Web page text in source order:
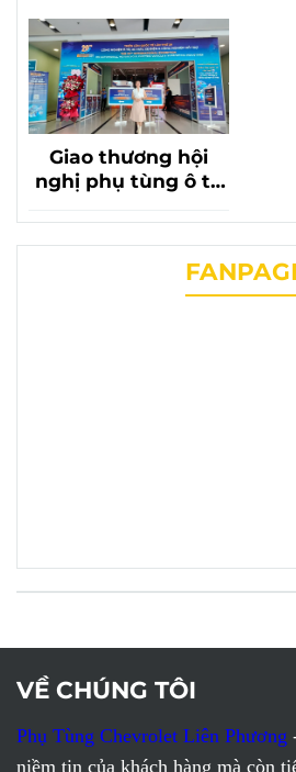
Giao thương hội
nghị phụ tùng ô tô
mặt của phụ tùng
chevrolet liên
VỀ CHÚNG TÔI
Phụ Tùng Chevrolet Liên Phương
niềm tin của khách hàng mà còn